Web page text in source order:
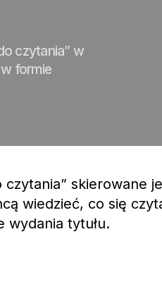
czytania” w
formie
czytania” skierowane
wiedzieć, co się
wydania tytułu.